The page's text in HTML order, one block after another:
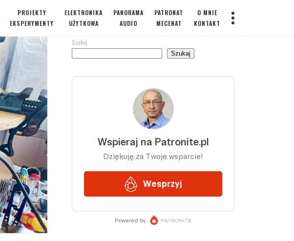
PROJEKTY
EKSPERYMENTY
ELEKTRONIKA
UŻYTKOWA
PANORAMA
AUDIO
PATRONAT
MECENAT
O MNIE
KONTAKT
Szukaj
Szukaj